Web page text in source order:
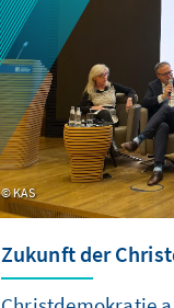
KAS
Zukunft der